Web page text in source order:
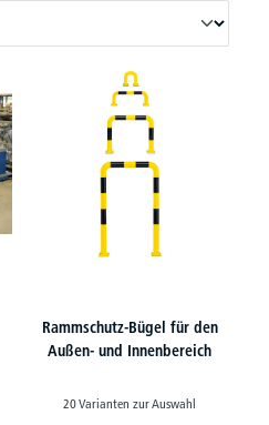
Rammschutz-Bügel für den
Außen- und Innenbereich
20 Varianten zur Auswahl